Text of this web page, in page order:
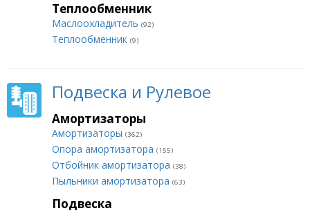
Теплообменник
Маслоохладитель (92)
Теплообменник (9)
Подвеска и Рулевое
Амортизаторы
Амортизаторы (362)
Опора амортизатора (155)
Отбойник амортизатора (38)
Пыльники амортизатора (63)
Подвеска